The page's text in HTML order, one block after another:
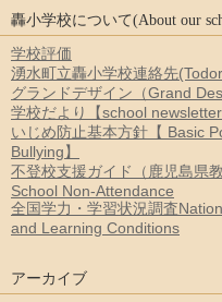
轟小学校について(About our
学校評価
湧水町立轟小学校連絡先
グランドデザイン（Grand
学校だより【school newsletter
いじめ防止基本方針【 Basic
Bullying】
不登校支援ガイド（鹿児島県
School Non-Attendance
全国学力・学習状況調査
and Learning Conditions
アーカイブ